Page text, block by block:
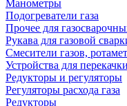
Манометры
Подогреватели газа
Прочее для
Рукава для газовой
Смесители газов,
Устройства для
Редукторы и регуляторы
Регуляторы расхода газа
Редукторы